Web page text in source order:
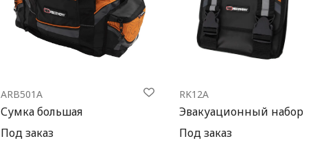
ARB501A
Сумка большая
Под заказ
RK12A
Эвакуационный набор
Под заказ